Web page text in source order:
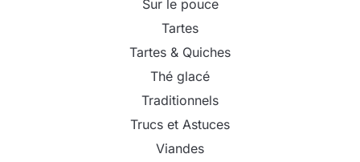
Sur le pouce
Tartes
Tartes & Quiches
Thé glacé
Traditionnels
Trucs et Astuces
Viandes